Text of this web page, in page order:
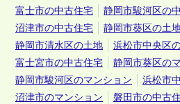
富士市の中古住宅
静岡市駿河区の
沼津市の中古住宅
静岡市葵区の土
静岡市清水区の土地
浜松市中央区
富士宮市の中古住宅
静岡市葵区の
静岡市駿河区のマンション
浜松市
沼津市のマンション
磐田市の中古